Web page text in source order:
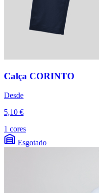
Calça CORINTO
Desde
5,10 €
1 cores
Esgotado